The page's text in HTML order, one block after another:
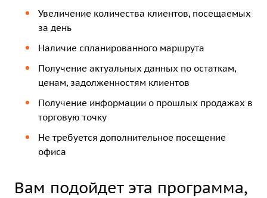
Увеличение количества клиентов, посещаемых
за день
Наличие спланированного маршрута
Получение актуальных данных по остаткам,
ценам, задолженностям клиентов
Получение информации о прошлых продажах в
торговую точку
Не требуется дополнительное посещение
офиса
Вам подойдет эта программа,